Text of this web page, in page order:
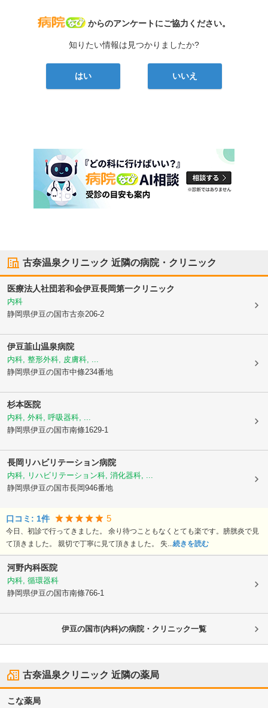
病院なび
からのアンケートにご協力ください。
知りたい情報は見つかりましたか?
はい いいえ
古奈温泉クリニック 近隣の病院・クリニック
医療法人社団若和会伊豆長岡第一クリニック
内科
静岡県伊豆の国市古奈206-2
伊豆韮山温泉病院
内科, 整形外科, 皮膚科, ...
静岡県伊豆の国市中條234番地
杉本医院
内科, 外科, 呼吸器科, ...
静岡県伊豆の国市南條1629-1
長岡リハビリテーション病院
内科, リハビリテーション科, 消化器科, ...
静岡県伊豆の国市長岡946番地
口コミ: 1件 5
今日、初診で行ってきました。 余り待つこともなくとても楽です。膀胱炎で見
て頂きました。 親切で丁寧に見て頂きました。 失...続きを読む
河野内科医院
内科, 循環器科
静岡県伊豆の国市南條766-1
伊豆の国市(内科)の病院・クリニック一覧
古奈温泉クリニック 近隣の薬局
こな薬局